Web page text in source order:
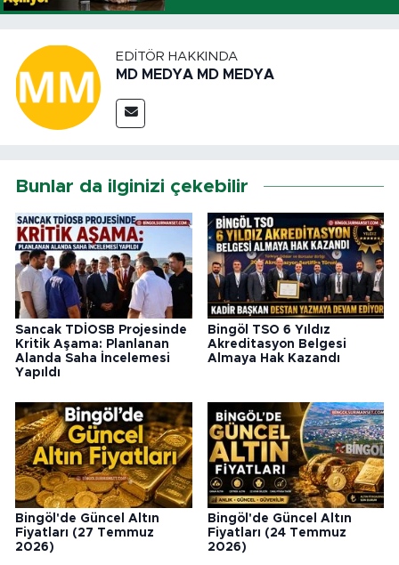
EDITÖR HAKKINDA
MD MEDYA MD MEDYA
Bunlar da ilginizi çekebilir
Sancak TDİOSB Projesinde
Kritik Aşama: Planlanan
Alanda Saha İncelemesi
Yapıldı
Bingöl TSO 6 Yıldız
Akreditasyon Belgesi
Almaya Hak Kazandı
Bingöl'de Güncel Altın
Fiyatları (27 Temmuz
2026)
Bingöl'de Güncel Altın
Fiyatları (24 Temmuz
2026)